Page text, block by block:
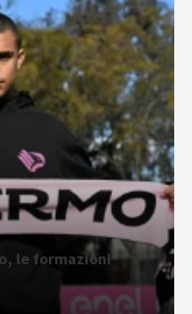
le formazioni